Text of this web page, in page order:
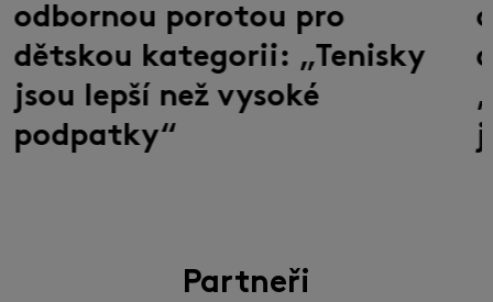
odbornou porotou pro
dětskou kategorii: „Tenisky
jsou lepší než vysoké
podpatky“
Partneři